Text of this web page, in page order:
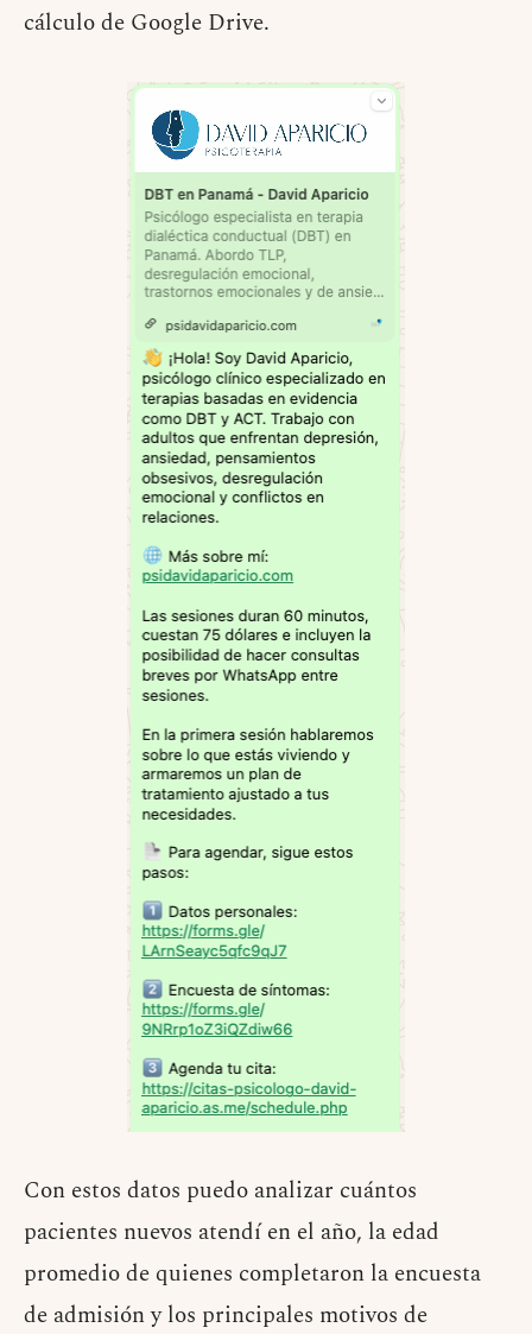
cálculo de Google Drive.
Con estos datos puedo analizar cuántos
pacientes nuevos atendí en el año, la edad
promedio de quienes completaron la encuesta
de admisión y los principales motivos de